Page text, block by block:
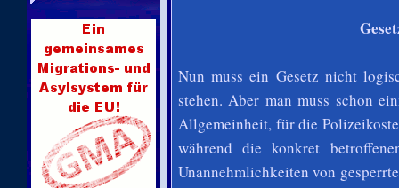
Nun muss ein Gesetz nicht
stehen. Aber man muss schon
Allgemeinheit, für die
während die konkret
Unannehmlichkeiten von